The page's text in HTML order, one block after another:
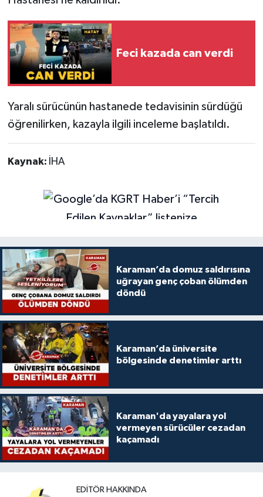
Feci kazada can verdi
Yaralı sürücünün hastanede tedavisinin sürdüğü
öğrenilirken, kazayla ilgili inceleme başlatıldı.
Kaynak: İHA
Karaman’da domuz saldırısına
uğrayan genç çoban ölümden
döndü
Karaman’da üniversite
bölgesinde denetimler arttı
Karaman'da yayalara yol
vermeyen sürücüler cezadan
kaçamadı
EDITÖR HAKKINDA